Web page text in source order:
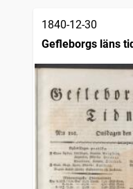
träffar
1840-12-30
Gefleborgs läns